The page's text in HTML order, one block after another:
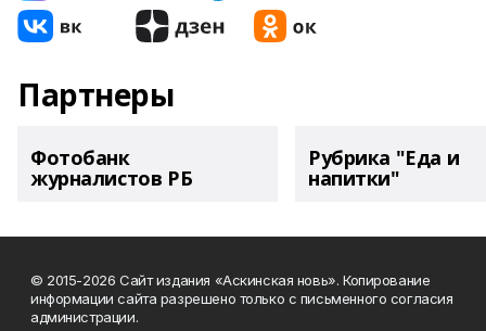
Партнеры
Фотобанк
журналистов РБ
Рубрика "Еда и
напитки"
© 2015-2026 Сайт издания «Аскинская новь». Копирование
информации сайта разрешено только с письменного согласия
администрации.